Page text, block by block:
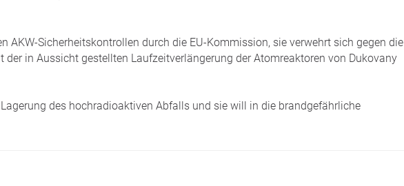
AKW-Sicherheitskontrollen durch die EU-Kommission, sie verwehrt sich gegen die
in Aussicht gestellten Laufzeitverlängerung der Atomreaktoren von Dukovany
des hochradioaktiven Abfalls und sie will in die brandgefährliche